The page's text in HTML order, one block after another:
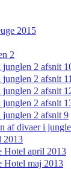
2015
2
2 afsnit
2 afsnit 11
2 afsnit
2 afsnit
2 afsnit 9
af divaer i
2013
Hotel april 2013
Hotel maj 2013